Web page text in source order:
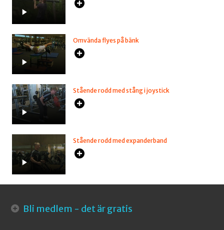
Omvända flyes på bänk
Stående rodd med stång i joystick
Stående rodd med expanderband
Bli medlem - det är gratis